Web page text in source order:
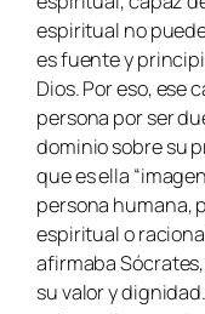
espiritual no
es fuente y
Dios. Por eso, ese
persona por ser
dominio sobre su
que es ella
persona humana,
espiritual o
afirmaba
su valor y